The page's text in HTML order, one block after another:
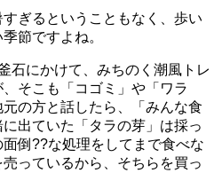
ぎるということもなく、歩い
節ですよね。
石にかけて、みちのく潮風トレ
そこも「コゴミ」や「ワラ
の方と話したら、「みんな食
出ていた「タラの芽」は採っ
倒??な処理をしてまで食べな
っているから、そちらを買っ